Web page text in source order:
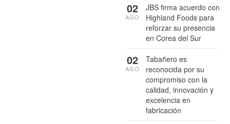
JBS firma acuerdo con
Highland Foods para
reforzar su presencia
en Corea del Sur
02
AGO
Tabañero es
reconocida por su
compromiso con la
calidad, innovación y
excelencia en
fabricación
02
AGO